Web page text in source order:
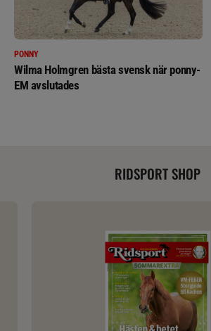
PONNY
Wilma Holmgren bästa svensk när ponny-
EM avslutades
RIDSPORT SHOP